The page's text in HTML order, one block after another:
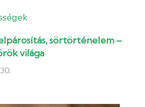
sörtörténelem –
világa